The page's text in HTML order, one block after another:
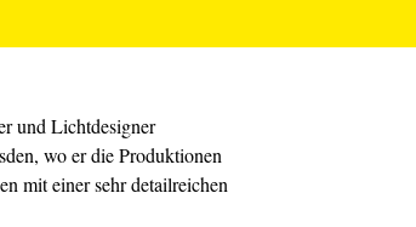
und Lichtdesigner
wo er die Produktionen
mit einer sehr detailreichen